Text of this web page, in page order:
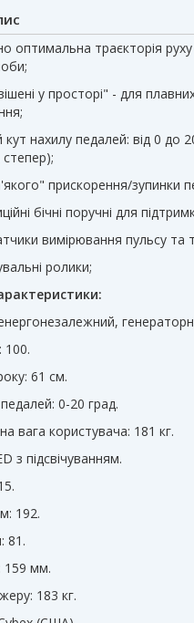
оптимальна траєкторія
у просторі" - для
нахилу педалей: від 0 до
прискорення/зупинки
бічні поручні для
вимірювання пульсу та
ролики;
100.
61 см.
0-20 град.
вага користувача: 181 кг.
з підсвічуванням.
192.
81.
159 мм.
183 кг.